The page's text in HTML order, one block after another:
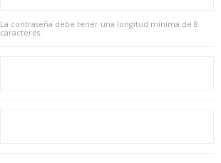
La contraseña debe tener una longitud mínima de 8
caracteres.